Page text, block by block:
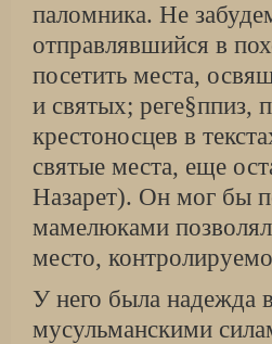
паломника. Не
отправлявшийся в
посетить места,
и святых; реге§ппиз,
крестоносцев в
святые места, еще
Назарет). Он мог бы
мамелюками
место,
У него была надежда
мусульманскими